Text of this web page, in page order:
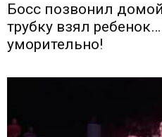
Босс позвонил
трубку взял
уморительно!